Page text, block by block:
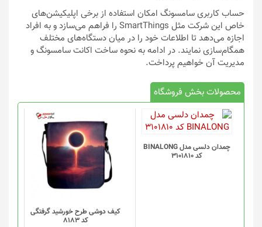
حساب کاربری سامسونگ امکان استفاده از برخی اپلیکیشن‌های
خاص این شرکت مثل SmartThings را فراهم می‌سازد و به افراد
اجازه می‌دهد تا اطلاعات خود را در میان دستگاه‌های مختلف
همگام‌سازی نمایند. در ادامه به نحوه ساخت اکانت سامسونگ و
مدیریت آن خواهیم پرداخت.
محصولات بخش فروشگاه
چمدان دلسی مدل BINALONG
کد 3101810
کیف دوشی طرح خورشید گرفتگی
کد 8183